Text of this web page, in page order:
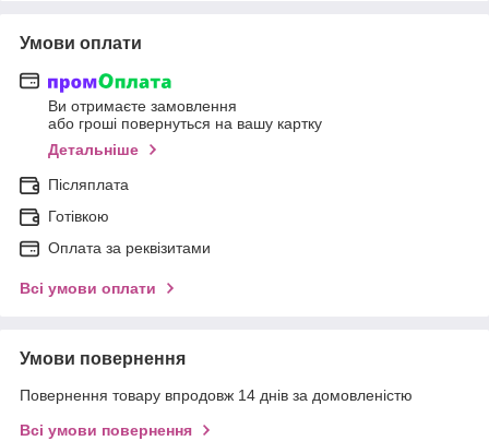
Умови оплати
Ви отримаєте замовлення
або гроші повернуться на вашу картку
Детальніше
Післяплата
Готівкою
Оплата за реквізитами
Всі умови оплати
Умови повернення
Повернення товару впродовж 14 днів за домовленістю
Всі умови повернення